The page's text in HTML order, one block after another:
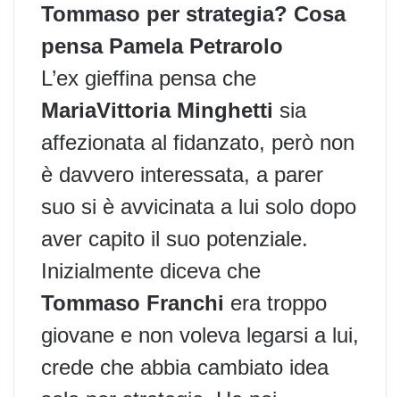
Tommaso per strategia? Cosa
pensa Pamela Petrarolo
L’ex gieffina pensa che
MariaVittoria Minghetti sia
affezionata al fidanzato, però non
è davvero interessata, a parer
suo si è avvicinata a lui solo dopo
aver capito il suo potenziale.
Inizialmente diceva che
Tommaso Franchi era troppo
giovane e non voleva legarsi a lui,
crede che abbia cambiato idea